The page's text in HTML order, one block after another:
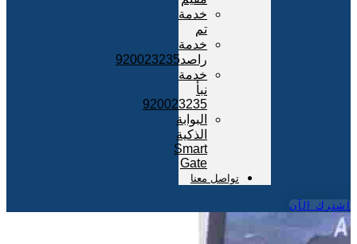
خدمة
تم
خدمة
راصد920023235
خدمة
نبأ
920023235
البوابة
الذكية
Smart
Gate
تواصل معنا
اشترك الآن